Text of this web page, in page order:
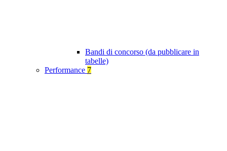
Bandi di concorso (da pubblicare in
tabelle)
Performance 7